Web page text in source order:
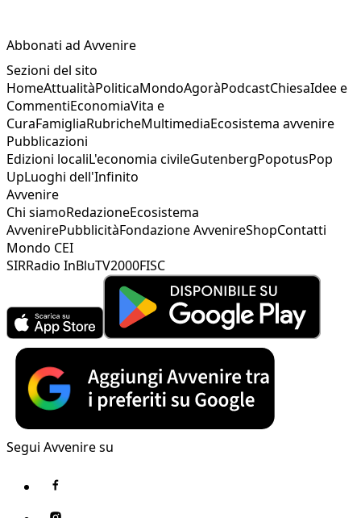
Abbonati ad Avvenire
Sezioni del sito
HomeAttualitàPoliticaMondoAgoràPodcastChiesaIdee e
CommentiEconomiaVita e
CuraFamigliaRubricheMultimediaEcosistema avvenire
Pubblicazioni
Edizioni localiL'economia civileGutenbergPopotusPop
UpLuoghi dell'Infinito
Avvenire
Chi siamoRedazioneEcosistema
AvvenirePubblicitàFondazione AvvenireShopContatti
Mondo CEI
SIRRadio InBluTV2000FISC
Segui Avvenire su